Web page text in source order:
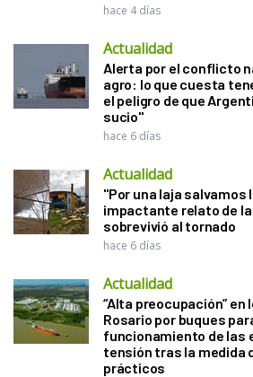
hace 4 días
Actualidad
Alerta por el conflicto
agro: lo que cuesta
el peligro de que
sucio"
hace 6 días
Actualidad
"Por una laja salvamos
impactante relato de
sobrevivió al tornado
hace 6 días
Actualidad
“Alta preocupación” en
Rosario por buques
funcionamiento de las
tensión tras la medida
prácticos